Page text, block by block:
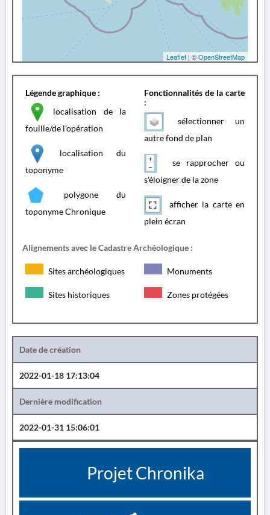
Leaflet | ©OpenStreetMap
Légende graphique :
localisation de la
fouille/de l'opération
localisation du
toponyme
polygone du
toponyme Chronique
Fonctionnalités de la carte
:
sélectionner un
autre fond de plan
se rapprocher ou
s'éloigner de la zone
afficher la carte en
plein écran
Alignements avec le Cadastre Archéologique :
Sites archéologiques Monuments
Sites historiques Zones protégées
Date de création
2022-01-18 17:13:04
Dernière modification
2022-01-31 15:06:01
Projet Chronika